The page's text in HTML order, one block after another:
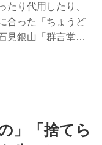
たり代用したり、
合った「ちょうど
見銀山「群言堂」
むだを出さずに楽
」「捨てら